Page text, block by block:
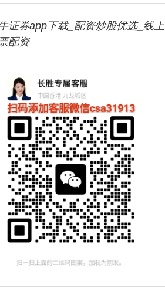
证券app下载_配资炒股优选_线上
配资